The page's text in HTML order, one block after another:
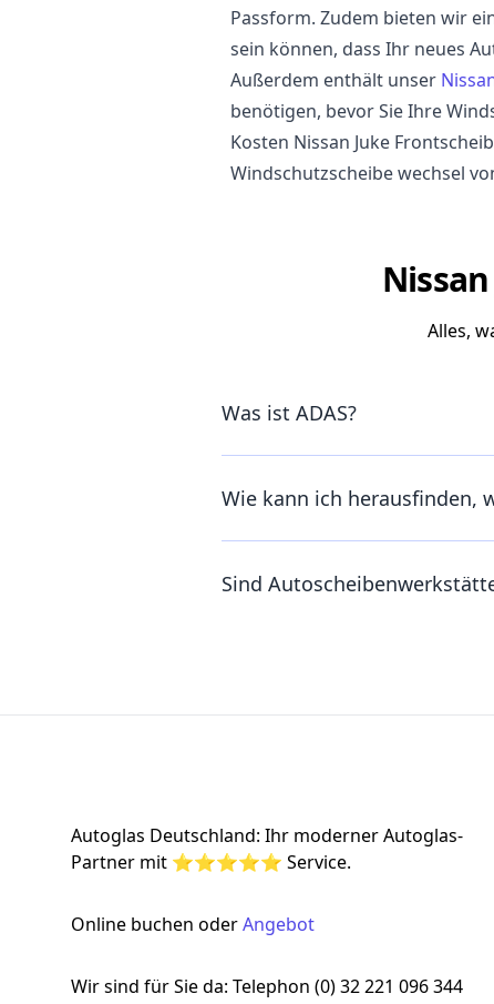
Passform. Zudem bieten wir
sein können, dass Ihr neues
Außerdem enthält unser
benötigen, bevor Sie Ihre
Kosten Nissan Juke
Windschutzscheibe wechsel
Alles,
Was ist ADAS?
Wie kann ich herausfinden,
Sind
Autoglas Deutschland: Ihr moderner Autoglas-
Partner mit ⭐⭐⭐⭐⭐ Service.
Online buchen oderAngebot
Wir sind für Sie da: Telephon (0) 32 221 096 344